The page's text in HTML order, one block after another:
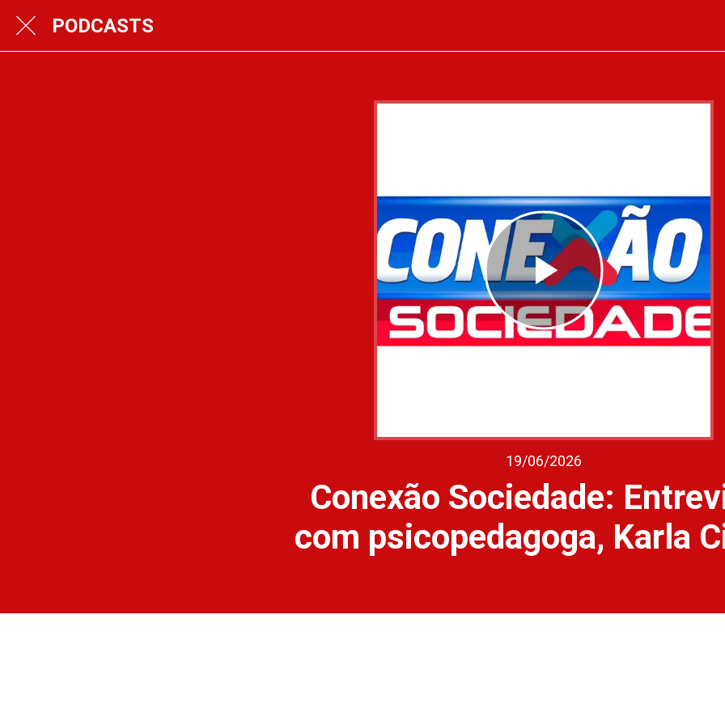
PODCASTS
19/06/2026
Conexão Sociedade:
com psicopedagoga, Karla